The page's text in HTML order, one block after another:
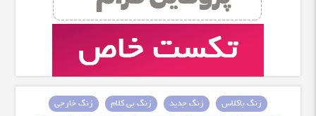
زنگ باکلاس زنگ جدید زنگ بی کلام
زنگ خارجی